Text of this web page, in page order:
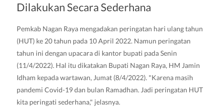
Dilakukan Secara Sederhana
Pemkab Nagan Raya mengadakan peringatan hari ulang tahun
(HUT) ke 20 tahun pada 10 April 2022. Namun peringatan
tahun ini dengan upacara di kantor bupati pada Senin
(11/4/2022). Hal itu dikatakan Bupati Nagan Raya, HM Jamin
Idham kepada wartawan, Jumat (8/4/2022). "Karena masih
pandemi Covid-19 dan bulan Ramadhan. Jadi peringatan HUT
kita peringati sederhana," jelasnya.